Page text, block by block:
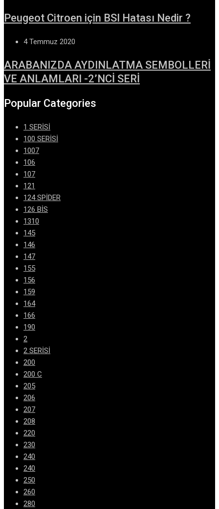
Peugeot Citroen için BSI Hatası Nedir ?
4 Temmuz 2020
ARABANIZDA AYDINLATMA SEMBOLLERİ
VE ANLAMLARI -2’NCİ SERİ
Popular Categories
1 SERİSİ
100 SERİSİ
1007
106
107
121
124 SPİDER
126 BİS
1310
145
146
147
155
156
159
164
166
190
2
2 SERİSİ
200
200 C
205
206
207
208
220
230
240
240
250
260
280